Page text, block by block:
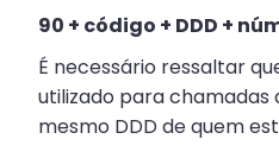
90 + código + DDD +
É necessário ressaltar
utilizado para chamadas
mesmo DDD de quem